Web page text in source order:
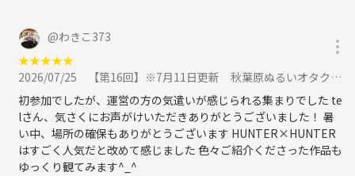
※その際返金はいたしません。
③しつこいようですが初参加の方、オフ怖い方でも安心してください
(・u・)
④０次会を始めております。
こちらはオフ会初参加の方向けに少人数で飲んでおります。
@わきこ373
★★★★★
2026/07/25
【第16回】※7月11日更新 秋葉原ぬるいオタクのオフ会【初参加歓迎】に参加
初参加でしたが、運営の方の気遣いが感じられる集まりでした te
lさん、気さくにお声がけいただきありがとうございました！ 暑
い中、場所の確保もありがとうございます HUNTER×HUNTER
はすごく人気だと改めて感じました 色々ご紹介くださった作品も
ゆっくり観てみます^_^